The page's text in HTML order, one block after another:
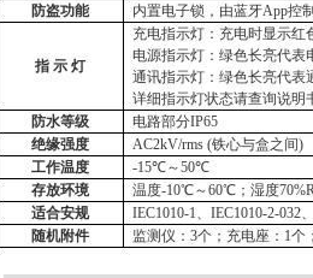
防盗功能
内置电子锁，由蓝牙App控
指 示 灯
充电指示灯：充电时显示红
电源指示灯： 绿色长亮代表
通讯指示灯：绿色长亮代表
详细指示灯状态请查询说明
防水等级
电路部分IP65
绝缘强度
AC2kV/rms (铁心与盒之间)
工作温度
-15℃～50℃
存放环境
温度-10℃～60℃；湿度
适合安规
IEC1010-1、IEC1010-2-032
随机附件
监测仪： 3个；充电座：1个